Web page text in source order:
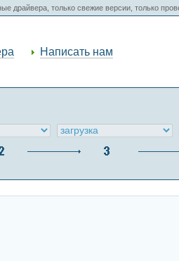
драйвера, только свежие версии, только
Написать нам